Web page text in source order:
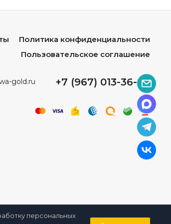
Политика конфиденциальности
Пользовательское соглашение
gold.ru +7 (967) 013-36-96
персональных